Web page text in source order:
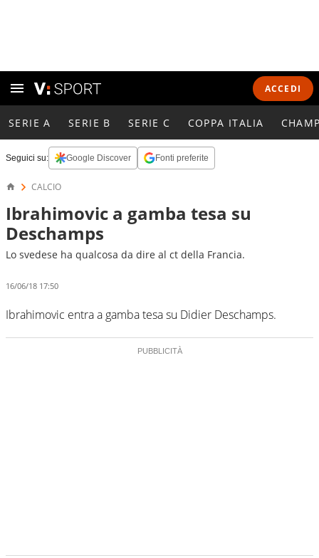
ACCEDI
SERIE A SERIE B SERIE C COPPA ITALIA
Seguici su: Google Discover Fonti preferite
CALCIO
Ibrahimovic a gamba tesa su
Deschamps
Lo svedese ha qualcosa da dire al ct della Francia.
16/06/18 17:50
Ibrahimovic entra a gamba tesa su Didier Deschamps.